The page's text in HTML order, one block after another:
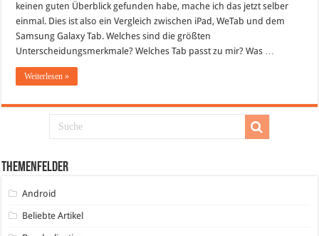
keinen guten Überblick gefunden habe, mache ich das jetzt selber
einmal. Dies ist also ein Vergleich zwischen iPad, WeTab und dem
Samsung Galaxy Tab. Welches sind die größten
Unterscheidungsmerkmale? Welches Tab passt zu mir? Was …
Weiterlesen »
Themenfelder
Android
Beliebte Artikel